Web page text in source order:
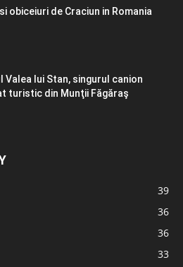
obiceiuri de Craciun in Romania
Valea lui Stan, singurul canion
turistic din Munţii Făgăraş
39
36
36
33